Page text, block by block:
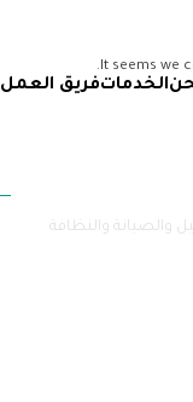
الخدماتفريق العمل
It seems we
والصيانة والنظافة